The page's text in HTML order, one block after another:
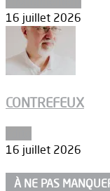
16 juillet 2026
CONTREFEUX
16 juillet 2026
À NE PAS